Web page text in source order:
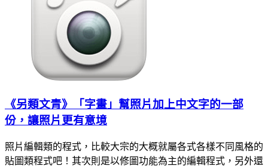
《另類文青》「字畫」幫照片加上中文字的一部
份，讓照片更有意境
照片編輯類的程式，比較大宗的大概就屬各式各樣不同風格的
貼圖類程式吧！其次則是以修圖功能為主的編輯程式，另外還